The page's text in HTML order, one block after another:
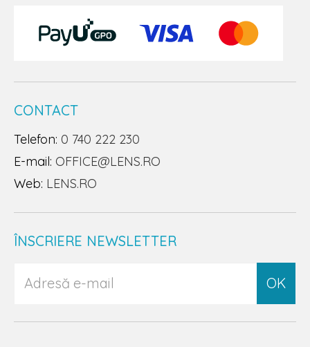
CONTACT
Telefon: 0 740 222 230
E-mail: OFFICE@LENS.RO
Web: LENS.RO
ÎNSCRIERE NEWSLETTER
OK